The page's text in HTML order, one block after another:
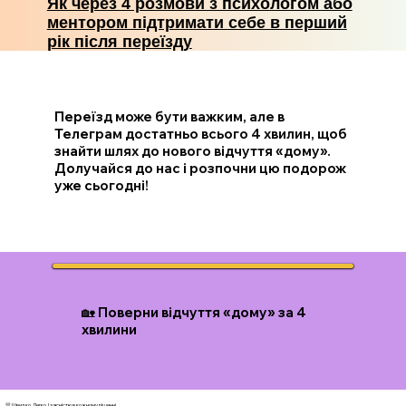
ментором підтримати себе в перший
рік після переїзду
Переїзд може бути важким, але в
Телеграм достатньо всього 4 хвилин, щоб
знайти шлях до нового відчуття «дому».
Долучайся до нас і розпочни цю подорож
уже сьогодні!
🏡 Поверни відчуття «дому» за 4
хвилини